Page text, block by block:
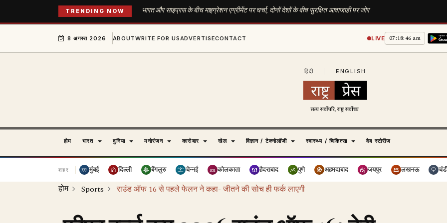
TRENDING NOW भारत और साइप्रस के बीच माइग्रेशन एग्रीमेंट पर चर्चा, दोनों देशों के बीच सुरक्षित आवाजाही पर जोर
8 अगस्त 2026 ABOUTWRITE FOR USADVERTISECONTACT LIVE 07:18:47 am
हिंदी ENGLISH
होम भारत दुनिया मनोरंजन कारोबार खेल विज्ञान / टेक्नोलॉजी स्वास्थ्य / चिकित्सा वेब स्टोरीज
शहर मुंबई दिल्ली बेंगलुरु चेन्नई कोलकाता हैदराबाद पुणे अहमदाबाद जयपुर लखनऊ
होम Sports राउंड ऑफ 16 से पहले फेलन ने कहा- जीतने की सोच ही फर्क लाएगी